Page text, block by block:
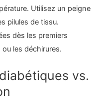
Utilisez un peigne
pilules de tissu.
dès les premiers
ou les déchirures.
vs.